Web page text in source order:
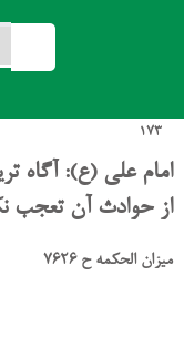
173
امام علی (ع): آگاه
از حوادث آن تعجب
میزان الحکمه ح 7626